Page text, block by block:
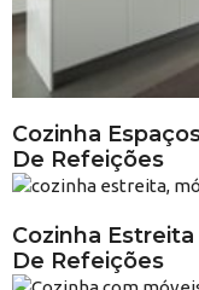
Cozinha
De Refeições
Cozinha
De Refeições